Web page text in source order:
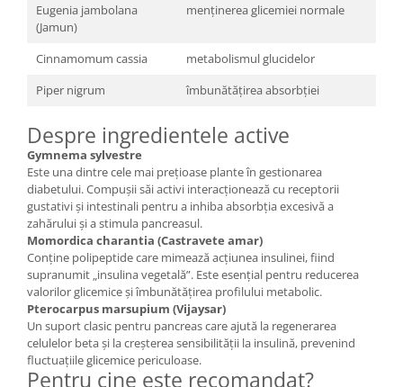
Eugenia jambolana
(Jamun)
menținerea glicemiei normale
Cinnamomum cassia
metabolismul glucidelor
Piper nigrum
îmbunătățirea absorbției
Despre ingredientele active
Gymnema sylvestre
Este una dintre cele mai prețioase plante în gestionarea
diabetului. Compușii săi activi interacționează cu receptorii
gustativi și intestinali pentru a inhiba absorbția excesivă a
zahărului și a stimula pancreasul.
Momordica charantia (Castravete amar)
Conține polipeptide care mimează acțiunea insulinei, fiind
supranumit „insulina vegetală”. Este esențial pentru reducerea
valorilor glicemice și îmbunătățirea profilului metabolic.
Pterocarpus marsupium (Vijaysar)
Un suport clasic pentru pancreas care ajută la regenerarea
celulelor beta și la creșterea sensibilității la insulină, prevenind
fluctuațiile glicemice periculoase.
Pentru cine este recomandat?